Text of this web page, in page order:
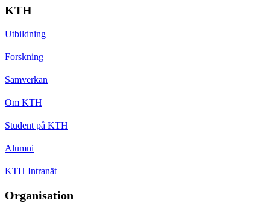
KTH
Utbildning
Forskning
Samverkan
Om KTH
Student på KTH
Alumni
KTH Intranät
Organisation